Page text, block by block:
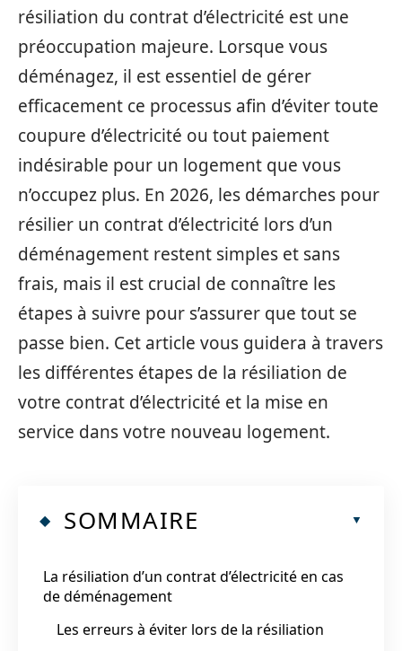
résiliation du contrat d’électricité est une
préoccupation majeure. Lorsque vous
déménagez, il est essentiel de gérer
efficacement ce processus afin d’éviter toute
coupure d’électricité ou tout paiement
indésirable pour un logement que vous
n’occupez plus. En 2026, les démarches pour
résilier un contrat d’électricité lors d’un
déménagement restent simples et sans
frais, mais il est crucial de connaître les
étapes à suivre pour s’assurer que tout se
passe bien. Cet article vous guidera à travers
les différentes étapes de la résiliation de
votre contrat d’électricité et la mise en
service dans votre nouveau logement.
SOMMAIRE
La résiliation d’un contrat d’électricité en cas
de déménagement
Les erreurs à éviter lors de la résiliation